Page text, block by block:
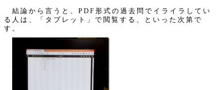
結論から言うと、PDF形式の過去問でイライラしてい
る人は、「タブレット」で閲覧する、といった次第で
す。